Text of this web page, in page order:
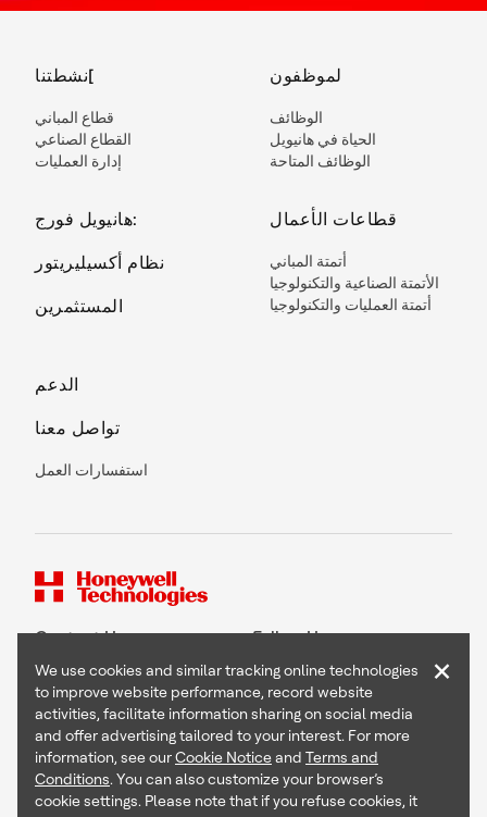
نشطتنا[
قطاع المباني
القطاع الصناعي
إدارة العمليات
هانيويل فورج:
نظام أكسيليريتور
المستثمرين
لموظفون
الوظائف
الحياة في هانيويل
الوظائف المتاحة
قطاعات الأعمال
أتمتة المباني
الأتمتة الصناعية والتكنولوجيا
أتمتة العمليات والتكنولوجيا
الدعم
تواصل معنا
استفسارات العمل
Contact Us Follow Us
Copyright © 2026 Honeywell International Inc
Terms & Conditions
Privacy Statement
Your Privacy Choices
We use cookies and similar tracking online technologies
to improve website performance, record website
activities, facilitate information sharing on social media
and offer advertising tailored to your interest. For more
information, see ourCookie Noticeand Terms and
Conditions. You can also customize your browser’s
cookie settings. Please note that if you refuse cookies, it
×